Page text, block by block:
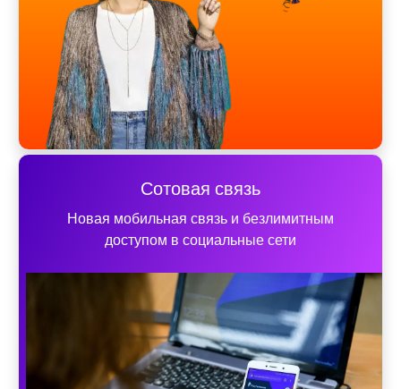
Сотовая связь
Новая мобильная связь и безлимитным
доступом в социальные сети